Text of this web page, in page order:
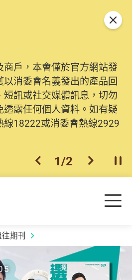
商戶，本會僅於官方網站發
消委會名義發出的產品回
訊或社交媒體訊息，切勿
露任何個人資料。如有疑
線18222或消委會熱線2929
上一個
1/2 下一個開
關閉
目
期刊